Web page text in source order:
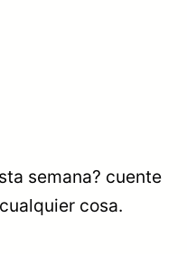
semana? cuente
cosa.